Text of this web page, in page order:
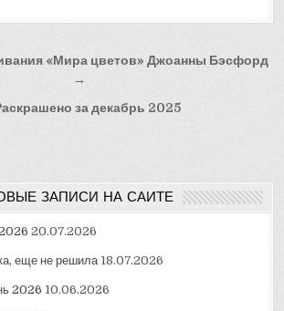
«Мира цветов» Джоанны Бэсфорд
→
за декабрь 2025
ЗАПИСИ НА САЙТЕ
20.07.2026
еще не решила 18.07.2026
2026 10.06.2026